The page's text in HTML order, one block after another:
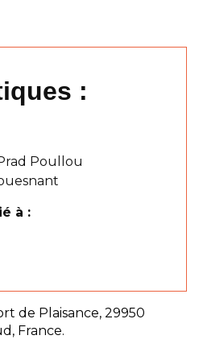
:
Poullou
à :
de Plaisance, 29950
France.